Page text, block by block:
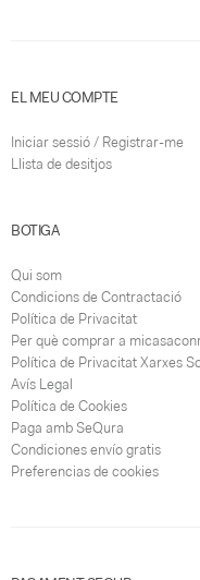
EL MEU COMPTE
Iniciar sessió / Registrar-me
Llista de desitjos
BOTIGA
Qui som
Condicions de Contractació
Política de Privacitat
Per què comprar a
Política de Privacitat Xarxes
Avís Legal
Política de Cookies
Paga amb SeQura
Condiciones envío gratis
Preferencias de cookies